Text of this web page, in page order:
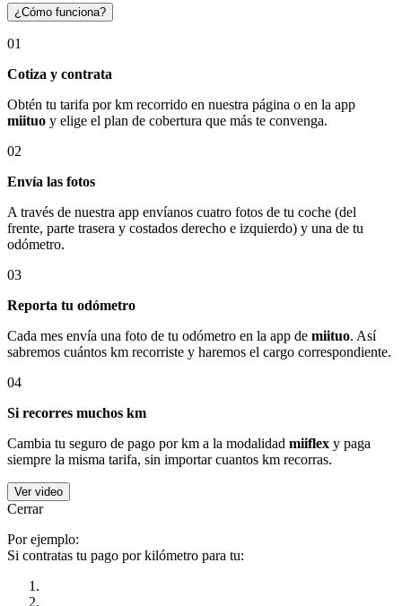
¿Cómo funciona?
01
Cotiza y contrata
Obtén tu tarifa por km recorrido en nuestra página o en la app
miituo y elige el plan de cobertura que más te convenga.
02
Envía las fotos
A través de nuestra app envíanos cuatro fotos de tu coche (del
frente, parte trasera y costados derecho e izquierdo) y una de tu
odómetro.
03
Reporta tu odómetro
Cada mes envía una foto de tu odómetro en la app de miituo. Así
sabremos cuántos km recorriste y haremos el cargo correspondiente.
04
Si recorres muchos km
Cambia tu seguro de pago por km a la modalidad miiflex y paga
siempre la misma tarifa, sin importar cuantos km recorras.
Ver video
Cerrar
Por ejemplo:
Si contratas tu pago por kilómetro para tu: